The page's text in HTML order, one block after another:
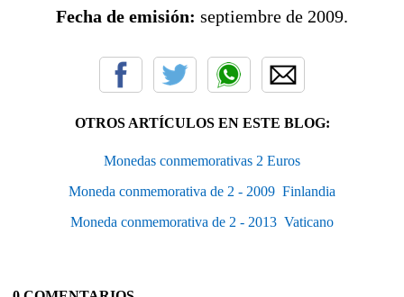
Fecha de emisión: septiembre de 2009.
OTROS ARTÍCULOS EN ESTE BLOG:
Monedas conmemorativas 2 Euros
Moneda conmemorativa de 2 - 2009  Finlandia
Moneda conmemorativa de 2 - 2013  Vaticano